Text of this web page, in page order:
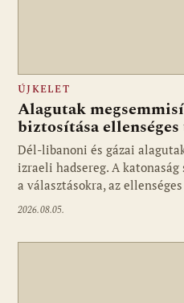
ÚJKELET
Alagutak
biztosítása
Dél-libanoni és gázai
izraeli hadsereg. A
a választásokra, az
2026.08.05.